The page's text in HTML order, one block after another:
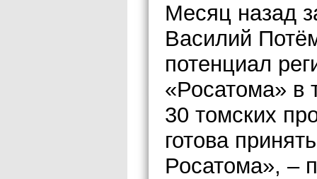
Месяц назад
Василий
потенциал
«Росатома» в
30 томских
готова
Росатома», –